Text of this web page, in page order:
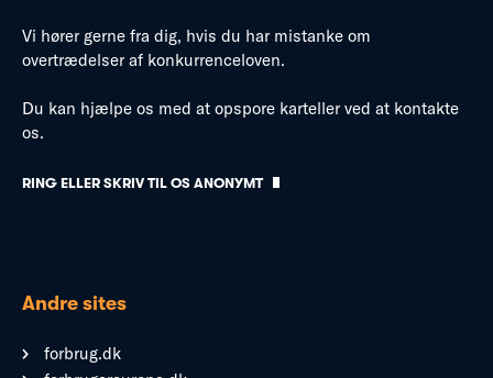
Vi hører gerne fra dig, hvis du har mistanke om
overtrædelser af konkurrenceloven.
Du kan hjælpe os med at opspore karteller ved at kontakte
os.
RING ELLER SKRIV TIL OS ANONYMT
Andre sites
forbrug.dk